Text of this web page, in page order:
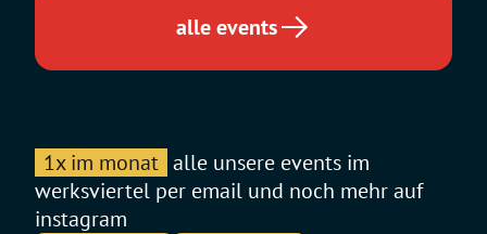
alle events
1x im monat alle unsere events im
werksviertel per email und noch mehr auf
instagram